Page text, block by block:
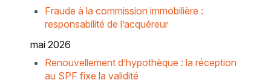
Fraude à la commission immobilière :
responsabilité de l’acquéreur
mai 2026
Renouvellement d’hypothèque : la réception
au SPF fixe la validité